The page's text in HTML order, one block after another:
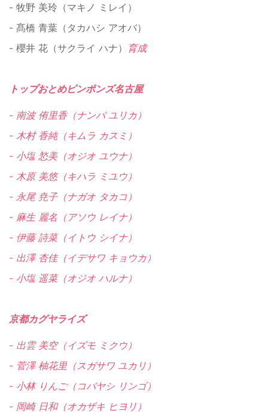
- 牧野 美玲（マキノ ミレイ）
- 髙橋 青葉（タカハシ アオバ）
- 櫻井 花（サクライ ハナ）
育成
トップおとめピンポンズ名古屋
- 南波 侑里香（ナンバ ユリカ）
- 木村 香純（キムラ カスミ）
- 小塩 悐美（オジオ ユウナ）
- 木原 美悠（キハラ ミユウ）
- 永尾 尭子（ナガオ タカコ）
- 麻生 麗名（アソウ レイナ）
- 伊藤 詩菜（イトウ シイナ）
- 出澤 杏佳（イデサワ キョウカ）
- 小塩 遥菜（オジオ ハルナ）
京都カグヤライズ
- 出雲 美空（イズモ ミクウ）
- 菅澤 柚花里（スガサワ ユカリ）
- 小林 りんご（コバヤシ リンゴ）
- 岡崎 日和（オカザキ ヒヨリ）